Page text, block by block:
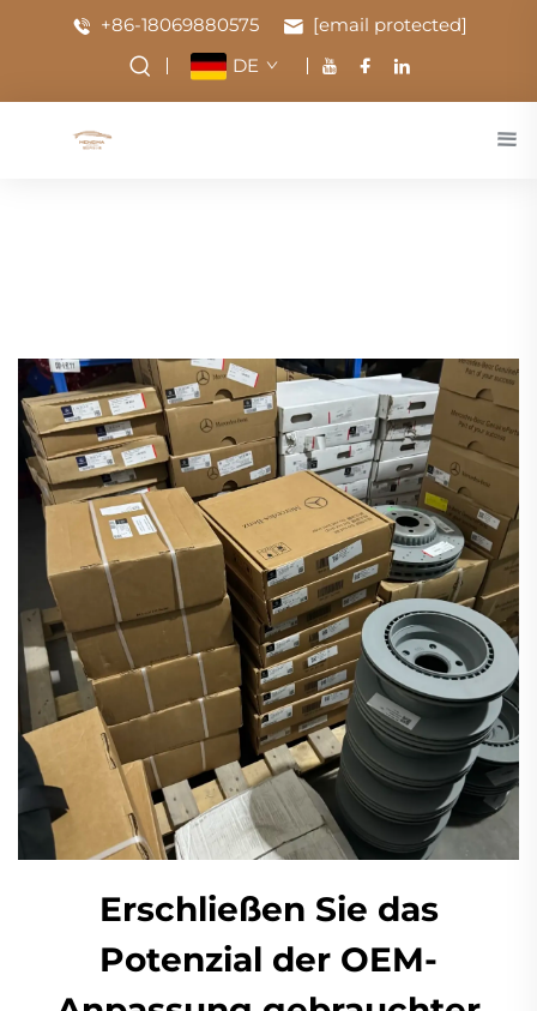
+86-18069880575
[email protected]
DE
Erschließen Sie das
Potenzial der OEM-